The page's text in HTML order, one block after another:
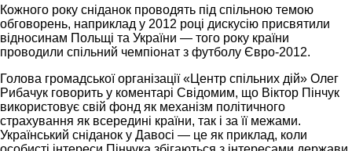
Кожного року сніданок проводять під спільною темою
обговорень, наприклад у 2012 році дискусію присвятили
відносинам Польщі та України — того року країни
проводили спільний чемпіонат з футболу Євро-2012.
Голова громадської організації «Центр спільних дій» Олег
Рибачук говорить у коментарі Свідомим, що Віктор Пінчук
використовує свій фонд як механізм політичного
страхування як всередині країни, так і за її межами.
Український сніданок у Давосі — це як приклад, коли